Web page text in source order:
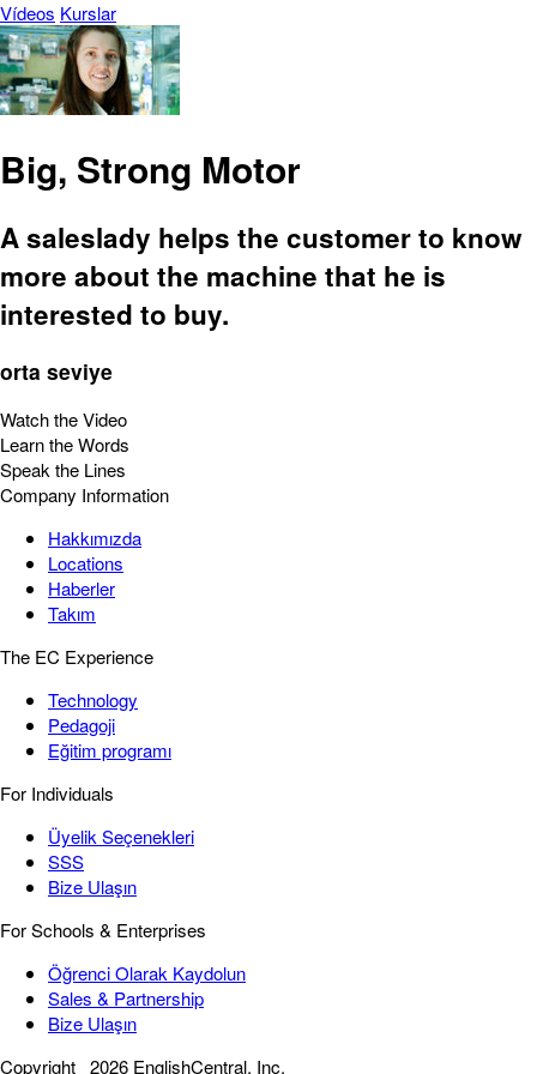
Vídeos Kurslar
Big, Strong Motor
A saleslady helps the customer to know
more about the machine that he is
interested to buy.
orta seviye
Watch the Video
Learn the Words
Speak the Lines
Company Information
Hakkımızda
Locations
Haberler
Takım
The EC Experience
Technology
Pedagoji
Eğitim programı
For Individuals
Üyelik Seçenekleri
SSS
Bize Ulaşın
For Schools & Enterprises
Öğrenci Olarak Kaydolun
Sales & Partnership
Bize Ulaşın
Copyright 2026 EnglishCentral, Inc.